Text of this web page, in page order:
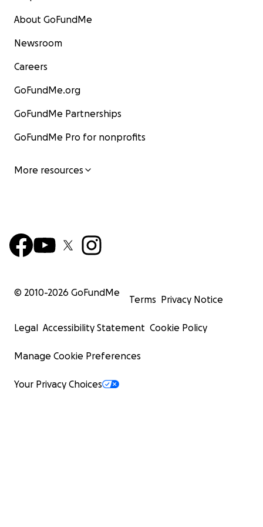
Evianne
About GoFundMe
Newsroom
Careers
GoFundMe.org
GoFundMe Partnerships
GoFundMe Pro for nonprofits
More resources
© 2010-2026 GoFundMe
Terms Privacy Notice
Legal Accessibility Statement Cookie Policy
Manage Cookie Preferences
Your Privacy Choices